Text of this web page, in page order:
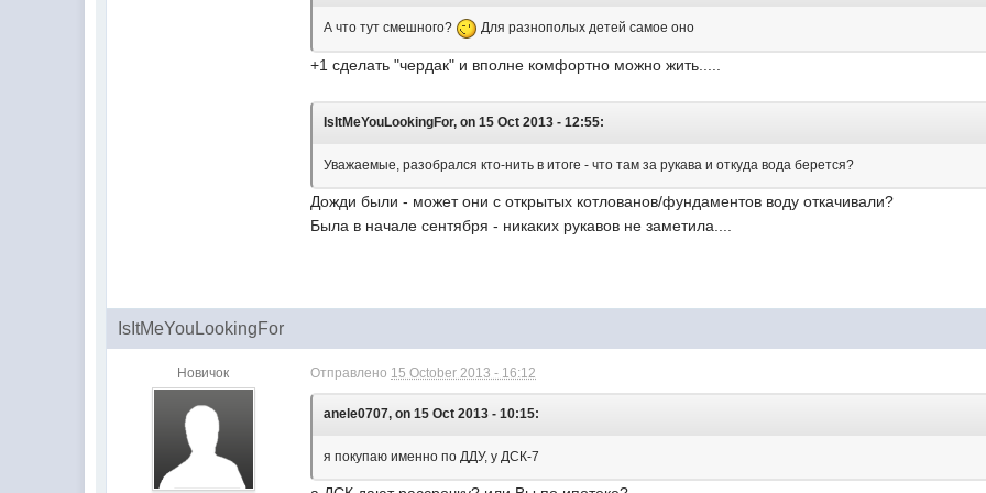
А что тут смешного? Для разнополых детей самое оно
+1 сделать "чердак" и вполне комфортно можно жить.....
IsItMeYouLookingFor, on 15 Oct 2013 - 12:55:
Уважаемые, разобрался кто-нить в итоге - что там за рукава и откуда вода берется?
Дожди были - может они с открытых котлованов/фундаментов воду откачивали?
Была в начале сентября - никаких рукавов не заметила....
IsItMeYouLookingFor
Новичок Отправлено 15 October 2013 - 16:12
anele0707, on 15 Oct 2013 - 10:15:
я покупаю именно по ДДУ, у ДСК-7